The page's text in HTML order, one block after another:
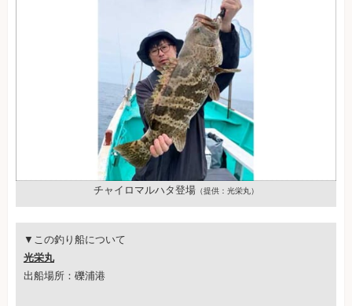
チャイロマルハタ登場 （提供：光栄丸）
▼この釣り船について
光栄丸
出船場所：礫浦港